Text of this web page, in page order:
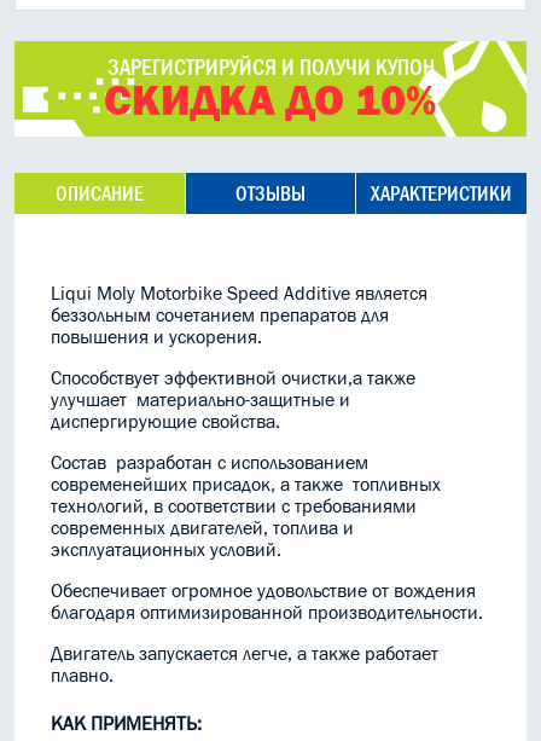
ЗАРЕГИСТРИРУЙСЯ И ПОЛУЧИ КУПОН
СКИДКА ДО 10%
ОПИСАНИЕ ОТЗЫВЫ ХАРАКТЕРИСТИКИ
Liqui Moly Motorbike Speed Additive является
беззольным сочетанием препаратов для
повышения и ускорения.
Способствует эффективной очистки,а также
улучшает материально-защитные и
диспергирующие свойства.
Состав разработан с использованием
современейших присадок, а также топливных
технологий, в соответствии с требованиями
современных двигателей, топлива и
эксплуатационных условий.
Обеспечивает огромное удовольствие от вождения
благодаря оптимизированной производительности.
Двигатель запускается легче, а также работает
плавно.
КАК ПРИМЕНЯТЬ: